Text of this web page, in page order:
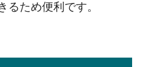
るため便利です。